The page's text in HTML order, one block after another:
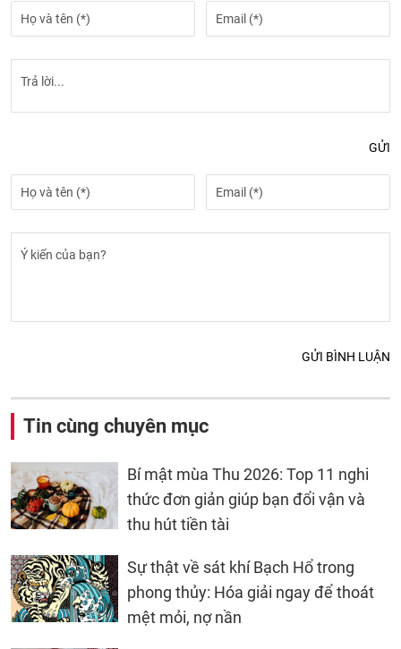
GỬI
GỬI BÌNH LUẬN
Tin cùng chuyên mục
Bí mật mùa Thu 2026: Top 11 nghi
thức đơn giản giúp bạn đổi vận và
thu hút tiền tài
Sự thật về sát khí Bạch Hổ trong
phong thủy: Hóa giải ngay để thoát
mệt mỏi, nợ nần